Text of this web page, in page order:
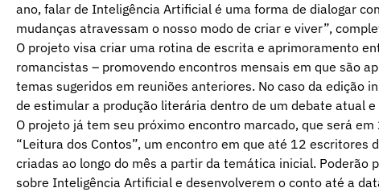
ano, falar de Inteligência Artificial é uma forma de dialogar
mudanças atravessam o nosso modo de criar e viver”,
O projeto visa criar uma rotina de escrita e aprimoramento
romancistas – promovendo encontros mensais em que são
temas sugeridos em reuniões anteriores. No caso da edição
de estimular a produção literária dentro de um debate atual e
O projeto já tem seu próximo encontro marcado, que será
“Leitura dos Contos”, um encontro em que até 12
criadas ao longo do mês a partir da temática inicial.
sobre Inteligência Artificial e desenvolverem o conto até a